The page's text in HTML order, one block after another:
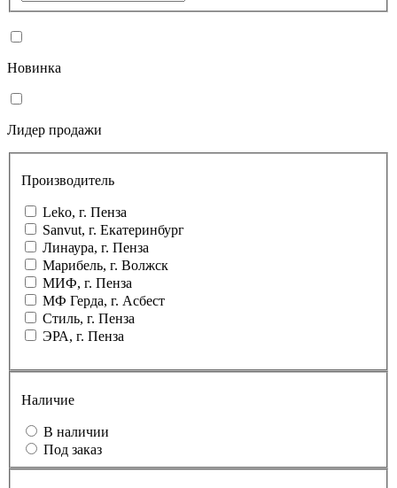
Новинка
Лидер продажи
Производитель
Leko, г. Пенза
Sanvut, г. Екатеринбург
Линаура, г. Пенза
Марибель, г. Волжск
МИФ, г. Пенза
МФ Герда, г. Асбест
Стиль, г. Пенза
ЭРА, г. Пенза
Наличие
В наличии
Под заказ